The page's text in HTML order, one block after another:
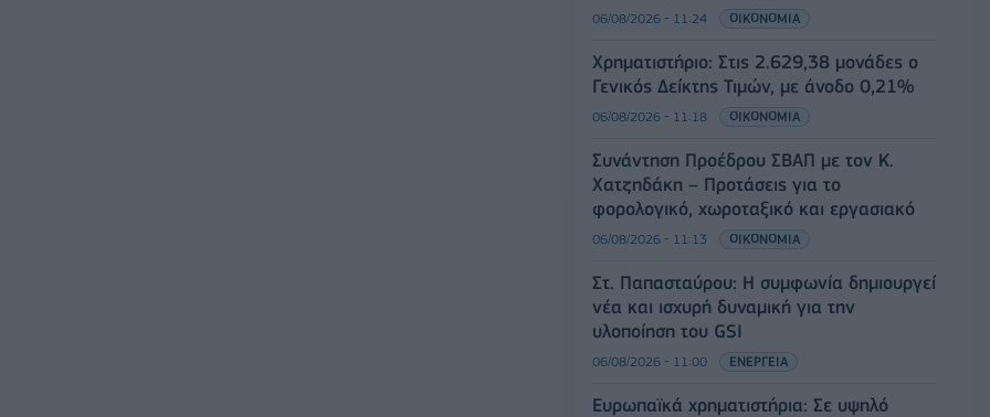
06/08/2026 - 11:24 ΟΙΚΟΝΟΜΙΑ
Χρηματιστήριο: Στις 2.629,38 μονάδες ο
Γενικός Δείκτης Τιμών, με άνοδο 0,21%
06/08/2026 - 11:18 ΟΙΚΟΝΟΜΙΑ
Συνάντηση Προέδρου ΣΒΑΠ με τον Κ.
Χατζηδάκη – Προτάσεις για το
φορολογικό, χωροταξικό και εργασιακό
06/08/2026 - 11:13 ΟΙΚΟΝΟΜΙΑ
Στ. Παπασταύρου: Η συμφωνία δημιουργεί
νέα και ισχυρή δυναμική για την
υλοποίηση του GSI
06/08/2026 - 11:00 ΕΝΕΡΓΕΙΑ
Ευρωπαϊκά χρηματιστήρια: Σε υψηλό